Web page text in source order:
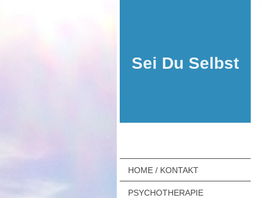
Sei Du Selbst
HOME / KONTAKT
PSYCHOTHERAPIE